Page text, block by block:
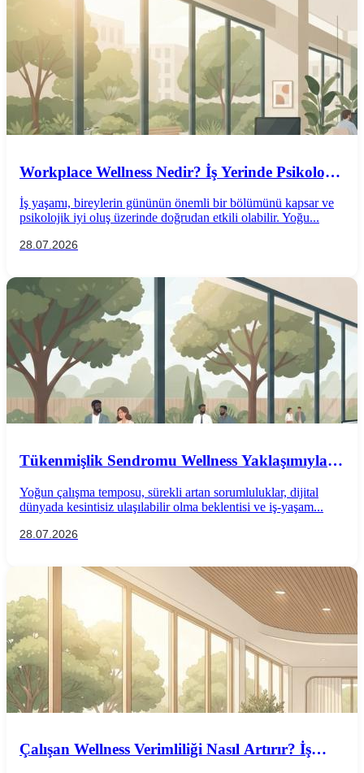
Workplace Wellness Nedir? İş Yerinde Psikolojik
İş yaşamı, bireylerin gününün önemli bir bölümünü kapsar ve
psikolojik iyi oluş üzerinde doğrudan etkili olabilir. Yoğu...
28.07.2026
Tükenmişlik Sendromu Wellness Yaklaşımıyla
Yoğun çalışma temposu, sürekli artan sorumluluklar, dijital
dünyada kesintisiz ulaşılabilir olma beklentisi ve iş-yaşam...
28.07.2026
Çalışan Wellness Verimliliği Nasıl Artırır? İş